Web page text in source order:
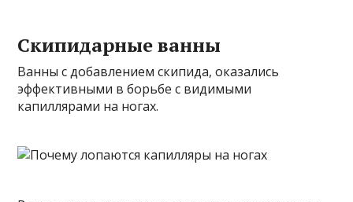
Скипидарные ванны
Ванны с добавлением скипида, оказались
эффективными в борьбе с видимыми
капиллярами на ногах.